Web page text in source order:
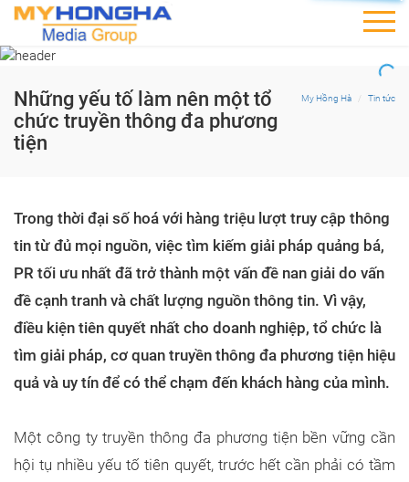
My Hồng Hà Tin tức
Những yếu tố làm nên một tổ
chức truyền thông đa phương
tiện
Trong thời đại số hoá với hàng triệu lượt truy cập thông
tin từ đủ mọi nguồn, việc tìm kiếm giải pháp quảng bá,
PR tối ưu nhất đã trở thành một vấn đề nan giải do vấn
đề cạnh tranh và chất lượng nguồn thông tin. Vì vậy,
điều kiện tiên quyết nhất cho doanh nghiệp, tổ chức là
tìm giải pháp, cơ quan truyền thông đa phương tiện hiệu
quả và uy tín để có thể chạm đến khách hàng của mình.
Một công ty truyền thông đa phương tiện bền vững cần
hội tụ nhiều yếu tố tiên quyết, trước hết cần phải có tầm